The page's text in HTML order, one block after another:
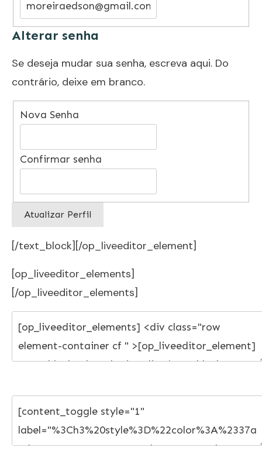
Alterar senha
Se deseja mudar sua senha, escreva aqui. Do
contrário, deixe em branco.
Nova Senha
Confirmar senha
[/text_block][/op_liveeditor_element]
[op_liveeditor_elements]
[/op_liveeditor_elements]